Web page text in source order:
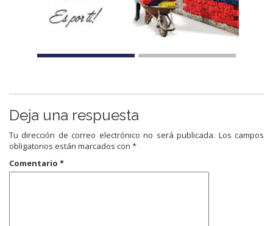
Deja una respuesta
Tu dirección de correo electrónico no será publicada. Los campos
obligatorios están marcados con *
Comentario *